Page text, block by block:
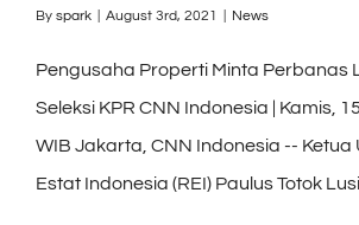
By spark August 3rd, 2021 News
Pengusaha Properti Minta Perbanas
Seleksi KPR CNN Indonesia | Kamis,
WIB Jakarta, CNN Indonesia -- Ketua
Estat Indonesia (REI) Paulus Totok